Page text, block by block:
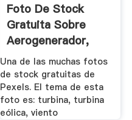
Foto De Stock
Gratuita Sobre
Aerogenerador,
Alternativa ...
Una de las muchas fotos
de stock gratuitas de
Pexels. El tema de esta
foto es: turbina, turbina
eólica, viento